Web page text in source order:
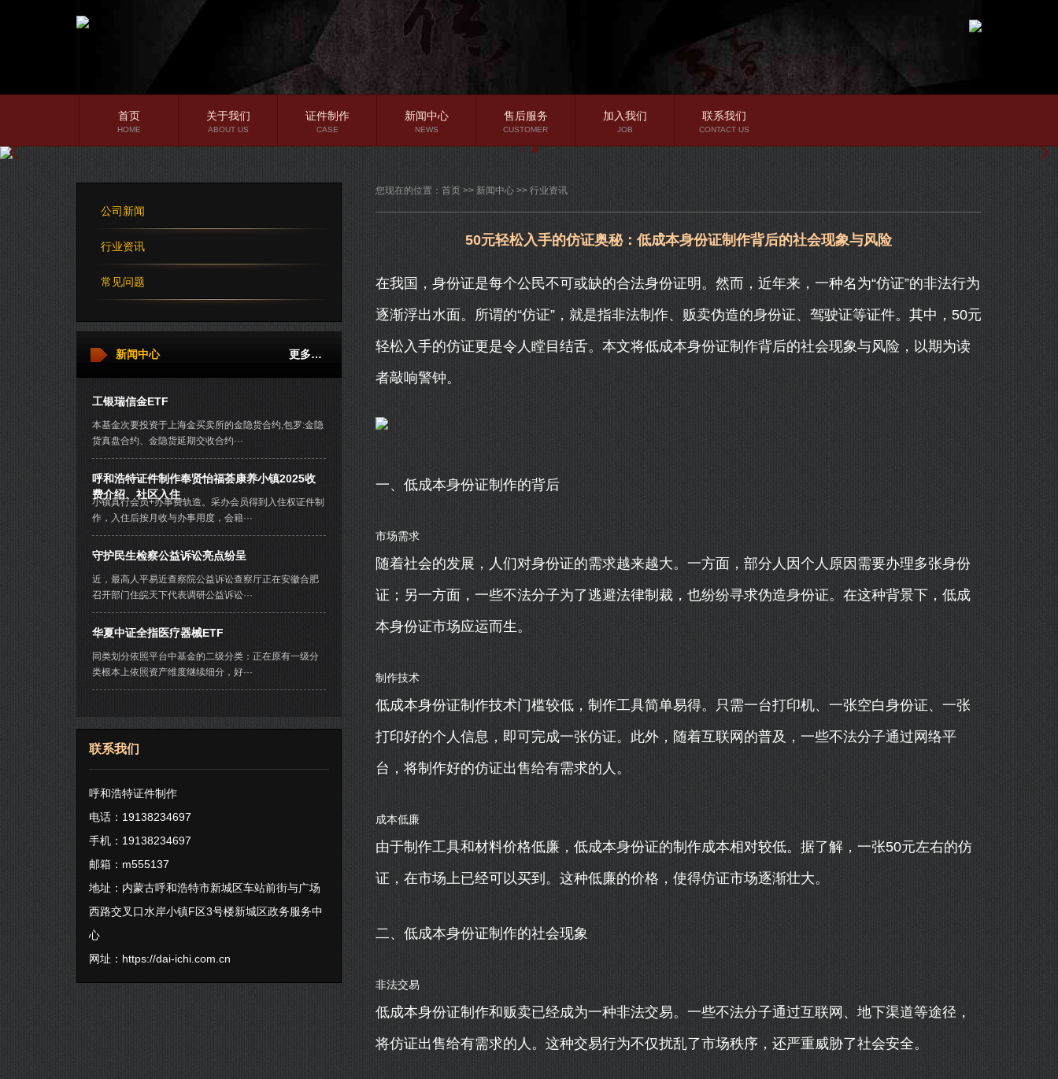
行业资讯
常见问题
首页
HOME
关于我们
ABOUT US
证件制作
CASE
新闻中心
NEWS
售后服务
CUSTOMER
加入我们
JOB
联系我们
CONTACT US
公司新闻
行业资讯
常见问题
更多…
新闻中心
工银瑞信金ETF
本基金次要投资于上海金买卖所的金隐货合约,包罗:金隐
货真盘合约、金隐货延期交收合约···
呼和浩特证件制作奉贤怡福荟康养小镇2025收
费介绍、社区入住
小镇真行会员+办事费轨造。采办会员得到入住权证件制
作，入住后按月收与办事用度，会籍···
守护民生检察公益诉讼亮点纷呈
近，最高人平易近查察院公益诉讼查察厅正在安徽合肥
召开部门住皖天下代表调研公益诉讼···
华夏中证全指医疗器械ETF
同类划分依照平台中基金的二级分类：正在原有一级分
类根本上依照资产维度继续细分，好···
联系我们
呼和浩特证件制作
电话：19138234697
手机：19138234697
邮箱：m555137
地址：内蒙古呼和浩特市新城区车站前街与广场
西路交叉口水岸小镇F区3号楼新城区政务服务中
心
网址： https://dai-ichi.com.cn
您现在的位置： 首页 >> 新闻中心 >> 行业资讯
50元轻松入手的仿证奥秘：低成本身份证制作背后的社会现象与风险
在我国，身份证是每个公民不可或缺的合法身份证明。然而，近年来，一种名为“仿证”的非法行为
逐渐浮出水面。所谓的“仿证”，就是指非法制作、贩卖伪造的身份证、驾驶证等证件。其中，50元
轻松入手的仿证更是令人瞠目结舌。本文将低成本身份证制作背后的社会现象与风险，以期为读
者敲响警钟。
一、低成本身份证制作的背后
市场需求
随着社会的发展，人们对身份证的需求越来越大。一方面，部分人因个人原因需要办理多张身份
证；另一方面，一些不法分子为了逃避法律制裁，也纷纷寻求伪造身份证。在这种背景下，低成
本身份证市场应运而生。
制作技术
低成本身份证制作技术门槛较低，制作工具简单易得。只需一台打印机、一张空白身份证、一张
打印好的个人信息，即可完成一张仿证。此外，随着互联网的普及，一些不法分子通过网络平
台，将制作好的仿证出售给有需求的人。
成本低廉
由于制作工具和材料价格低廉，低成本身份证的制作成本相对较低。据了解，一张50元左右的仿
证，在市场上已经可以买到。这种低廉的价格，使得仿证市场逐渐壮大。
二、低成本身份证制作的社会现象
非法交易
低成本身份证制作和贩卖已经成为一种非法交易。一些不法分子通过互联网、地下渠道等途径，
将仿证出售给有需求的人。这种交易行为不仅扰乱了市场秩序，还严重威胁了社会安全。